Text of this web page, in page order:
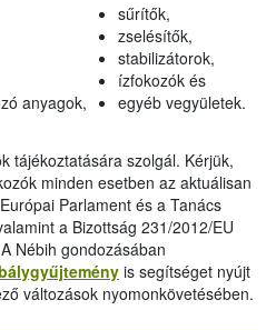
anyagok,
sűrítők,
zselésítők,
stabilizátorok,
ízfokozók és
egyéb vegyületek.
tájékoztatására szolgál. Kérjük,
minden esetben az aktuálisan
Parlament és a Tanács
a Bizottság 231/2012/EU
Nébih gondozásában
is segítséget nyújt
változások nyomonkövetésében.